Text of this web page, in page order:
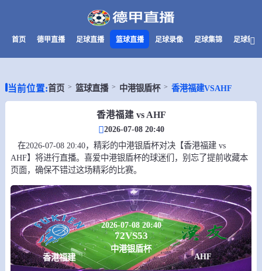
首页 德甲直播 足球直播 篮球直播 足球录像 足球集锦 足球新闻
当前位置:首页 篮球直播 中港银盾杯 香港福建VSAHF
香港福建 vs AHF
2026-07-08 20:40
在2026-07-08 20:40，精彩的中港银盾杯对决【香港福建 vs
AHF】将进行直播。喜爱中港银盾杯的球迷们，别忘了提前收藏本
页面，确保不错过这场精彩的比赛。
香港福建
2026-07-08 20:40
72VS53
中港银盾杯
AHF